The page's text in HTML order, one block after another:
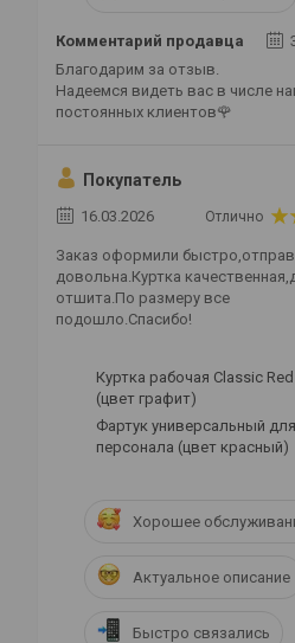
Комментарий продавца
Благодарим за отзыв.
Надеемся видеть вас в числе
постоянных клиентов🌹
Покупатель
16.03.2026 Отлично
Заказ оформили
довольна.Куртка
отшита.По размеру все
подошло.Спасибо!
Куртка рабочая Classic
(цвет графит)
Фартук универсальный для
персонала (цвет красный)
Хорошее
Актуальное описание
Быстро связались